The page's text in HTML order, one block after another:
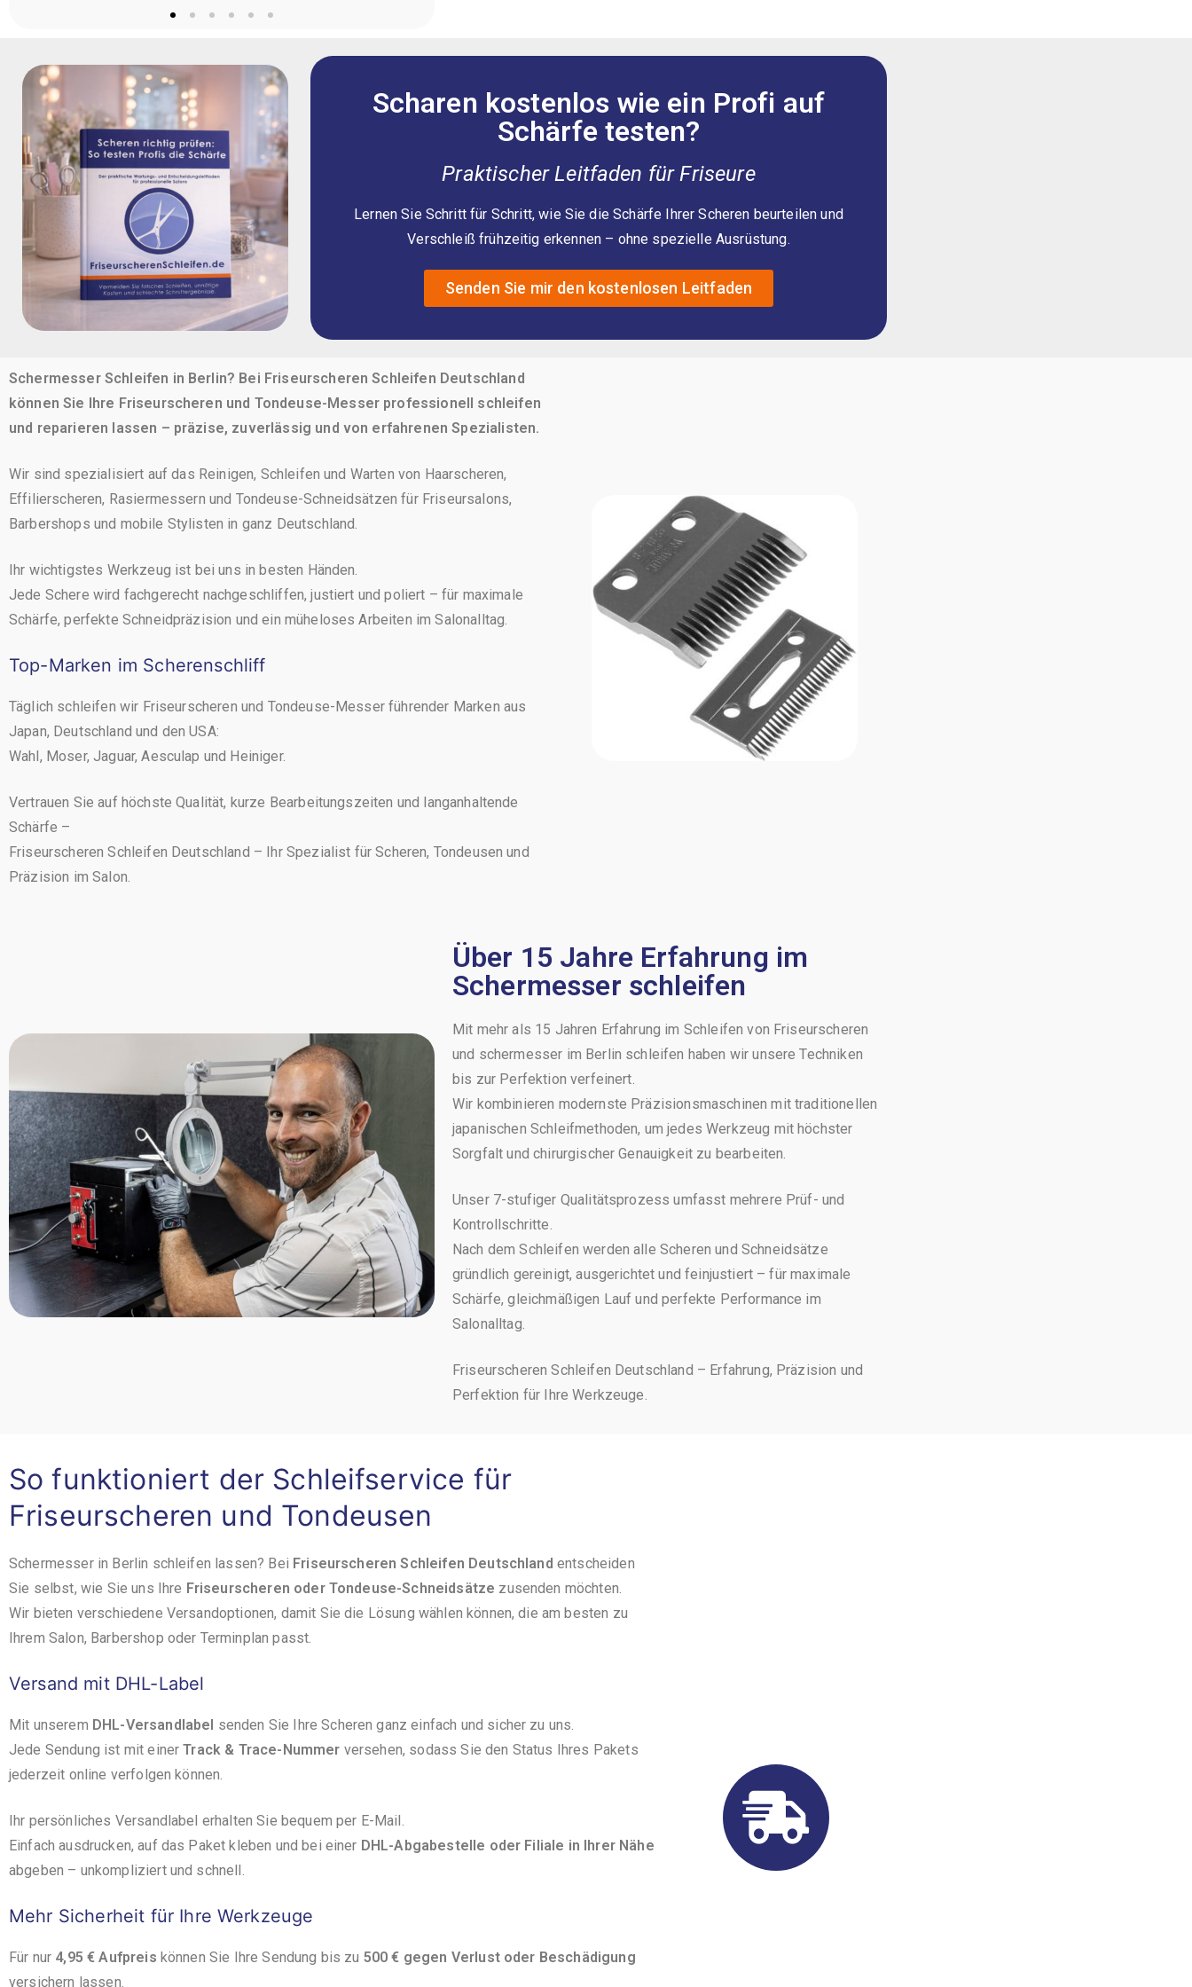
Scharen kostenlos wie ein Profi auf
Schärfe testen?
Praktischer Leitfaden für Friseure
Lernen Sie Schritt für Schritt, wie Sie die Schärfe Ihrer Scheren beurteilen und
Verschleiß frühzeitig erkennen – ohne spezielle Ausrüstung.
Senden Sie mir den kostenlosen Leitfaden
Schermesser Schleifen in Berlin? Bei Friseurscheren Schleifen Deutschland
können Sie Ihre Friseurscheren und Tondeuse-Messer professionell schleifen
und reparieren lassen – präzise, zuverlässig und von erfahrenen Spezialisten.
Wir sind spezialisiert auf das Reinigen, Schleifen und Warten von Haarscheren,
Effilierscheren, Rasiermessern und Tondeuse-Schneidsätzen für Friseursalons,
Barbershops und mobile Stylisten in ganz Deutschland.
Ihr wichtigstes Werkzeug ist bei uns in besten Händen.
Jede Schere wird fachgerecht nachgeschliffen, justiert und poliert – für maximale
Schärfe, perfekte Schneidpräzision und ein müheloses Arbeiten im Salonalltag.
Top-Marken im Scherenschliff
Täglich schleifen wir Friseurscheren und Tondeuse-Messer führender Marken aus
Japan, Deutschland und den USA:
Wahl, Moser, Jaguar, Aesculap und Heiniger.
Vertrauen Sie auf höchste Qualität, kurze Bearbeitungszeiten und langanhaltende
Schärfe –
Friseurscheren Schleifen Deutschland – Ihr Spezialist für Scheren, Tondeusen und
Präzision im Salon.
Über 15 Jahre Erfahrung im
Schermesser schleifen
Mit mehr als 15 Jahren Erfahrung im Schleifen von Friseurscheren
und schermesser im Berlin schleifen haben wir unsere Techniken
bis zur Perfektion verfeinert.
Wir kombinieren modernste Präzisionsmaschinen mit traditionellen
japanischen Schleifmethoden, um jedes Werkzeug mit höchster
Sorgfalt und chirurgischer Genauigkeit zu bearbeiten.
Unser 7-stufiger Qualitätsprozess umfasst mehrere Prüf- und
Kontrollschritte.
Nach dem Schleifen werden alle Scheren und Schneidsätze
gründlich gereinigt, ausgerichtet und feinjustiert – für maximale
Schärfe, gleichmäßigen Lauf und perfekte Performance im
Salonalltag.
Friseurscheren Schleifen Deutschland – Erfahrung, Präzision und
Perfektion für Ihre Werkzeuge.
So funktioniert der Schleifservice für
Friseurscheren und Tondeusen
Schermesser in Berlin schleifen lassen? Bei Friseurscheren Schleifen Deutschland entscheiden
Sie selbst, wie Sie uns Ihre Friseurscheren oder Tondeuse-Schneidsätze zusenden möchten.
Wir bieten verschiedene Versandoptionen, damit Sie die Lösung wählen können, die am besten zu
Ihrem Salon, Barbershop oder Terminplan passt.
Versand mit DHL-Label
Mit unserem DHL-Versandlabel senden Sie Ihre Scheren ganz einfach und sicher zu uns.
Jede Sendung ist mit einerTrack & Trace-Nummer versehen, sodass Sie den Status Ihres Pakets
jederzeit online verfolgen können.
Ihr persönliches Versandlabel erhalten Sie bequem per E-Mail.
Einfach ausdrucken, auf das Paket kleben und bei einer DHL-Abgabestelle oder Filiale in Ihrer Nähe
abgeben – unkompliziert und schnell.
Mehr Sicherheit für Ihre Werkzeuge
Für nur 4,95 € Aufpreis können Sie Ihre Sendung bis zu 500 € gegen Verlust oder Beschädigung
versichern lassen.